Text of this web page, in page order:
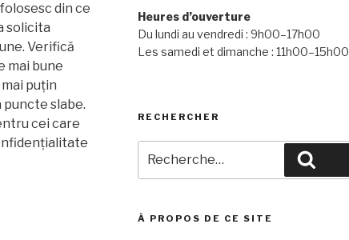
din ce
solicita
Verifică
mai bune
puțin
slabe.
cei care
Heures d’ouverture
Du lundi au vendredi : 9h00–17h00
Les samedi et dimanche : 11h00–15h00
RECHERCHER
pour
:
À PROPOS DE CE SITE